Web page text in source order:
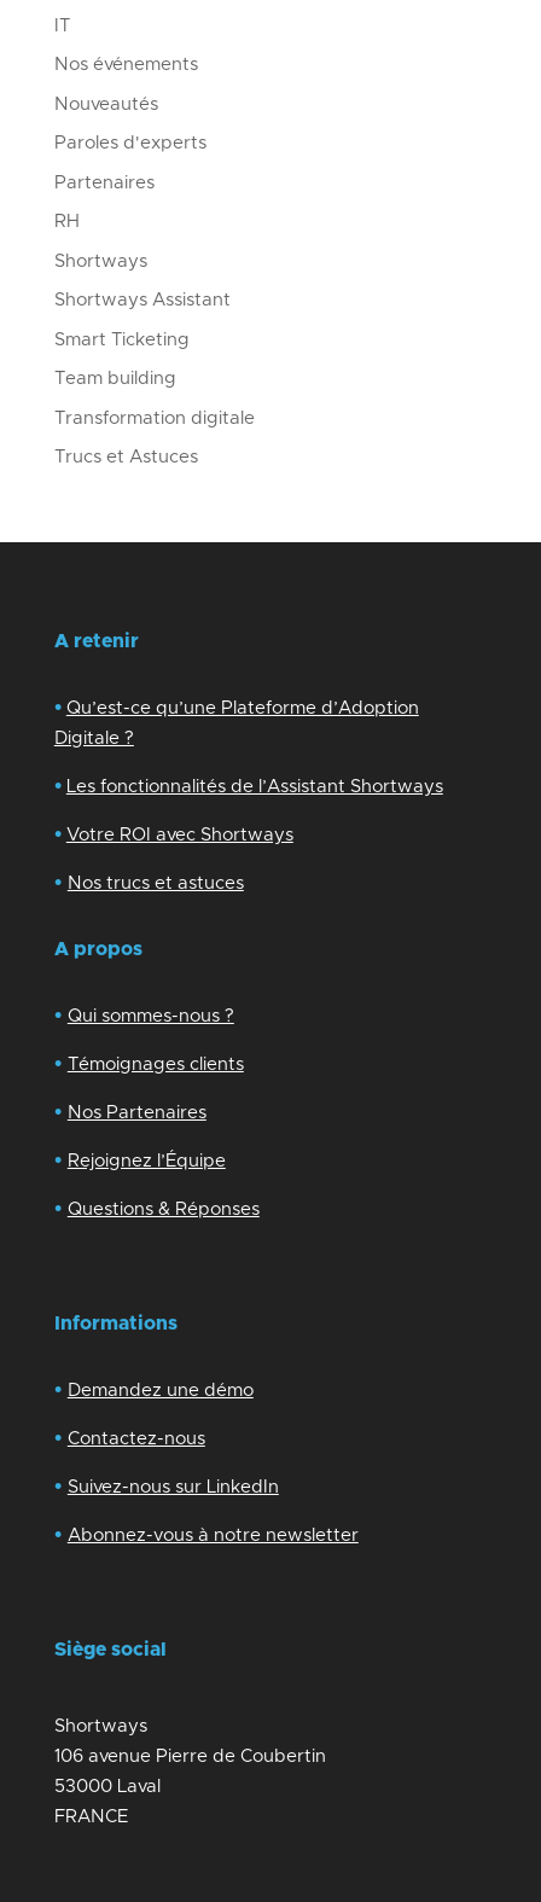
Nos événements
Nouveautés
Paroles d'experts
Partenaires
RH
Shortways
Shortways Assistant
Smart Ticketing
Team building
Transformation digitale
Trucs et Astuces
A retenir
• Qu’est-ce qu’une Plateforme d’Adoption
Digitale ?
• Les fonctionnalités de l’Assistant Shortways
• Votre ROI avec Shortways
• Nos trucs et astuces
A propos
• Qui sommes-nous ?
• Témoignages clients
• Nos Partenaires
• Rejoignez l’Équipe
• Questions & Réponses
Informations
• Demandez une démo
• Contactez-nous
• Suivez-nous sur LinkedIn
• Abonnez-vous à notre newsletter
Siège social
Shortways
106 avenue Pierre de Coubertin
53000 Laval
FRANCE